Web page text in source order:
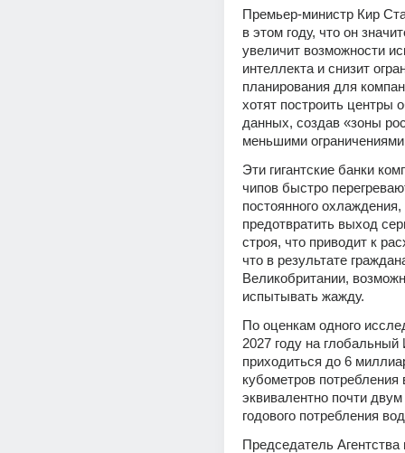
Премьер-министр Кир
в этом году, что он
увеличит возможности
интеллекта и снизит
планирования для
хотят построить центры
данных, создав «зоны
меньшими
Эти гигантские банки
чипов быстро
постоянного
предотвратить выход
строя, что приводит к
что в результате
Великобритании,
испытывать жажду.
По оценкам одного
2027 году на
приходиться до 6
кубометров потребления
эквивалентно почти
годового потребления
Председатель Агентства